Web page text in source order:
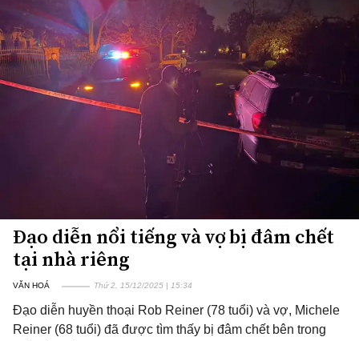
Đạo diễn nổi tiếng và vợ bị đâm chết
tại nhà riêng
VĂN HOÁ Thứ 2, 15/12/2025 | 15:34
Đạo diễn huyền thoại Rob Reiner (78 tuổi) và vợ, Michele
Reiner (68 tuổi) đã được tìm thấy bị đâm chết bên trong